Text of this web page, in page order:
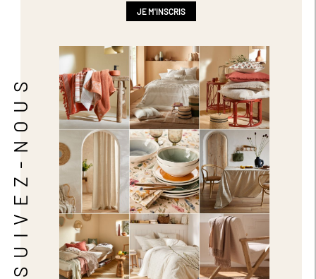
SUIVEZ-NOUS
JE M'INSCRIS